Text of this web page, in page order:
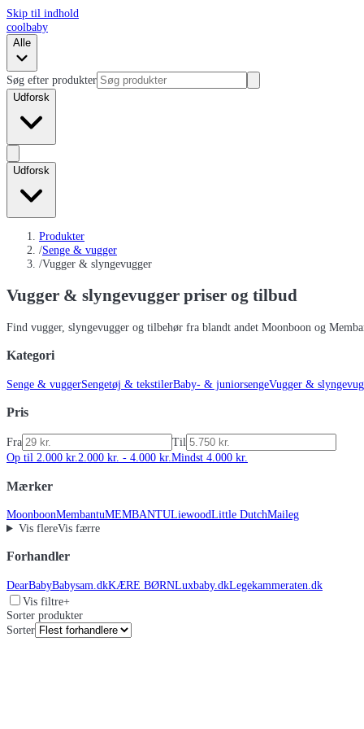
Skip til indhold
coolbaby
Alle
Søg efter produkter
Udforsk
Udforsk
Produkter
/Senge & vugger
/Vugger & slyngevugger
Vugger & slyngevugger priser og tilbud
Find vugger, slyngevugger og tilbehør fra blandt andet Moonboon og
Kategori
Senge & vuggerSengetøj & tekstilerBaby- & juniorsengeVugger &
Pris
Fra
Til
Op til 2.000 kr.2.000 kr. - 4.000 kr.Mindst 4.000 kr.
Mærker
MoonboonMembantuMEMBANTULiewoodLittle DutchMaileg
Vis flereVis færre
Forhandler
DearBabyBabysam.dkKÆRE BØRNLuxbaby.dkLegekammeraten.dk
Vis filtre+
Sorter produkter
Sorter